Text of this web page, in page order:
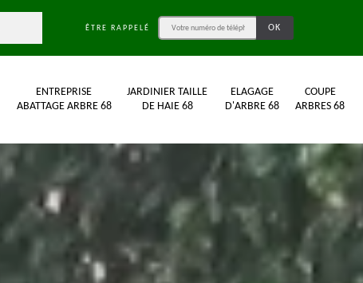
ÊTRE RAPPELÉ
ENTREPRISE
ABATTAGE ARBRE 68
JARDINIER TAILLE
DE HAIE 68
ELAGAGE
D'ARBRE 68
COUPE
ARBRES 68